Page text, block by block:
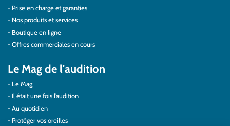
Prise en charge et garanties
Nos produits et services
Boutique en ligne
Offres commerciales en cours
Le Mag de l'audition
Le Mag
Il était une fois l’audition
Au quotidien
Protéger vos oreilles